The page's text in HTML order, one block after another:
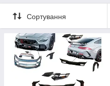
Сортування